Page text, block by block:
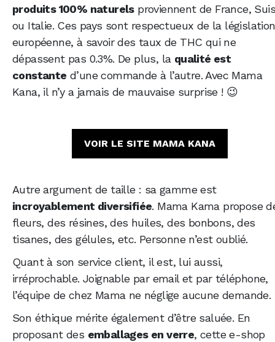
produits 100% naturelsproviennent de France,
ou Italie. Ces pays sont respectueux de la législation
européenne, à savoir des taux de THC qui ne
dépassent pas 0.3%. De plus, la qualité est
constante d’une commande à l’autre. Avec Mama
Kana, il n’y a jamais de mauvaise surprise ! 😉
VOIR LE SITE MAMA KANA
Autre argument de taille : sa gamme est
incroyablement diversifiée. Mama Kama propose
fleurs, des résines, des huiles, des bonbons, des
tisanes, des gélules, etc. Personne n’est oublié.
Quant à son service client, il est, lui aussi,
irréprochable. Joignable par email et par téléphone,
l’équipe de chez Mama ne néglige aucune demande.
Son éthique mérite également d’être saluée. En
proposant des emballages en verre, cette e-shop